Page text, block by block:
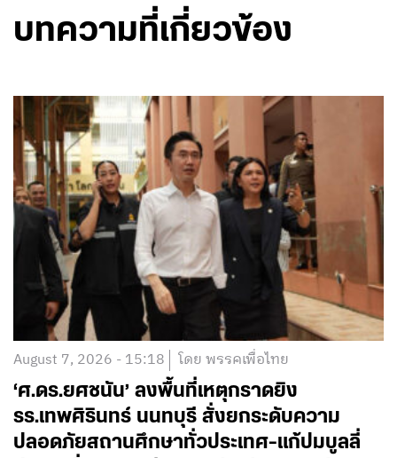
บทความที่เกี่ยวข้อง
August 7, 2026 - 15:18 โดย พรรคเพื่อไทย
‘ศ.ดร.ยศชนัน’ ลงพื้นที่เหตุกราดยิง
รร.เทพศิรินทร์ นนทบุรี สั่งยกระดับความ
ปลอดภัยสถานศึกษาทั่วประเทศ-แก้ปมบูลลี่